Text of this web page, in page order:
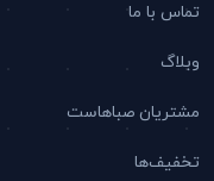
تماس با ما
وبلاگ
مشتریان صباهاست
تخفیف‌ها